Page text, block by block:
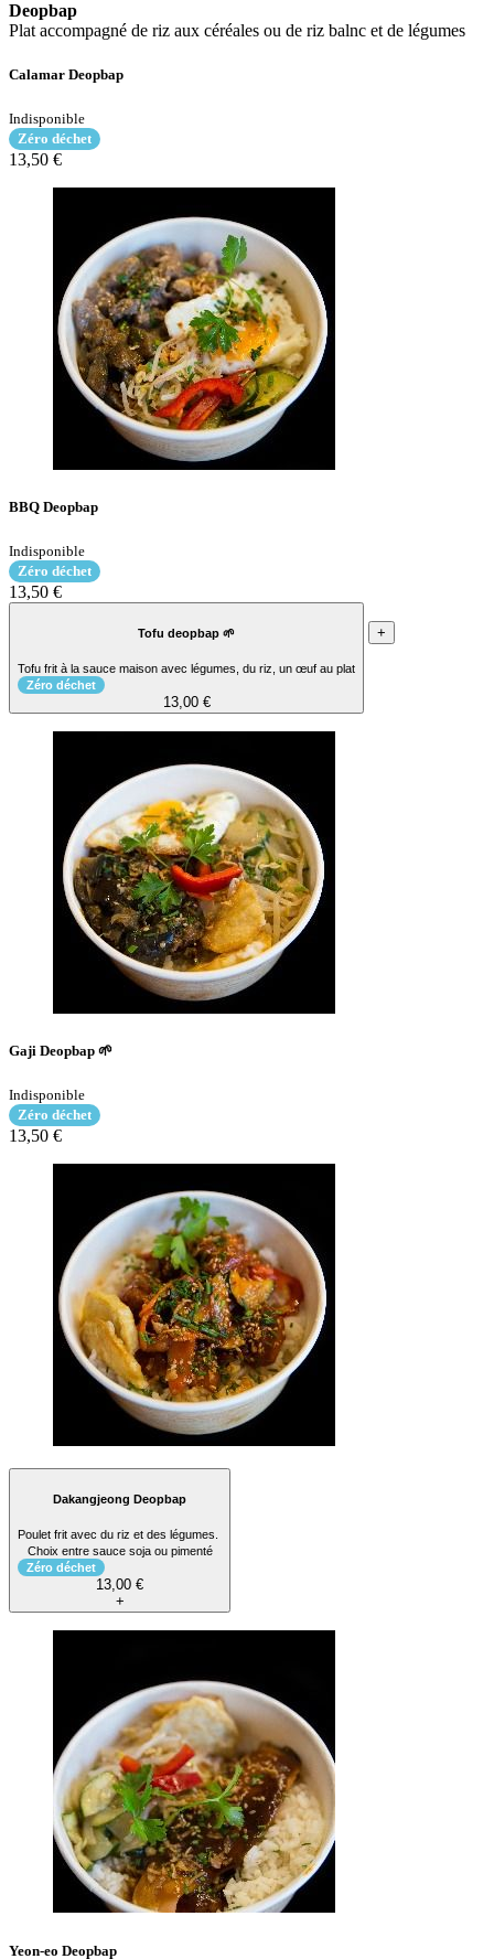
Deopbap
Plat accompagné de riz aux céréales ou de riz balnc et de légumes
Calamar Deopbap
Indisponible
Zéro déchet
13,50 €
BBQ Deopbap
Indisponible
Zéro déchet
13,50 €
Tofu deopbap 🌱
Tofu frit à la sauce maison avec légumes, du riz, un œuf au plat
Zéro déchet
13,00 €
+
Gaji Deopbap 🌱
Indisponible
Zéro déchet
13,50 €
Dakangjeong Deopbap
Poulet frit avec du riz et des légumes.
Choix entre sauce soja ou pimenté
Zéro déchet
13,00 €
+
Yeon-eo Deopbap